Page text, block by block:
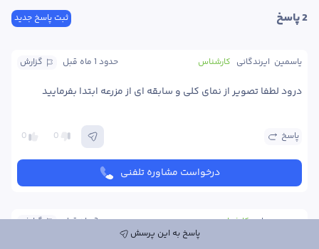
ثبت پاسخ جدید 2 پاسخ
گزارش حدود 1 ماه قبل کارشناس یاسمین  ایرندگانی
درود لطفا تصویر از نمای کلی و سابقه ای از مزرعه ابتدا بفرمایید
0 0 پاسخ
درخواست مشاوره تلفنی
گزارش حدود 2 ماه قبل کارشناس پوریه پوریان
پاسخ به این پرسش